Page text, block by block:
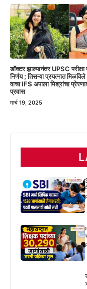
डॉक्टर झाल्यानंतर UPSC परीक्षा
निर्णय ; तिसऱ्या प्रयत्नात
वाचा IFS अपाला मिश्रांचा
प्रवास
मार्च 19, 2025